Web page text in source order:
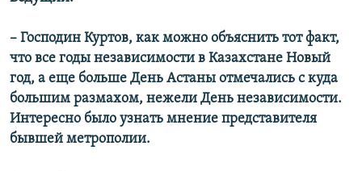
– Господин Куртов, как можно объяснить тот факт,
что все годы независимости в Казахстане Новый
год, а еще больше День Астаны отмечались с куда
большим размахом, нежели День независимости.
Интересно было узнать мнение представителя
бывшей метрополии.